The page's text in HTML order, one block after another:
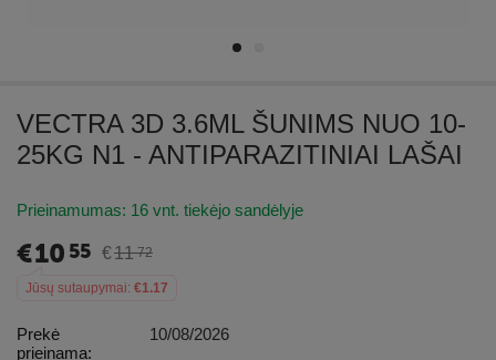
VECTRA 3D 3.6ML ŠUNIMS NUO 10-
25KG N1 - ANTIPARAZITINIAI LAŠAI
Prieinamumas: 16 vnt. tiekėjo sandėlyje
€10 55 €11 72
Jūsų sutaupymai: €1.17
Prekė
prieinama:
10/08/2026